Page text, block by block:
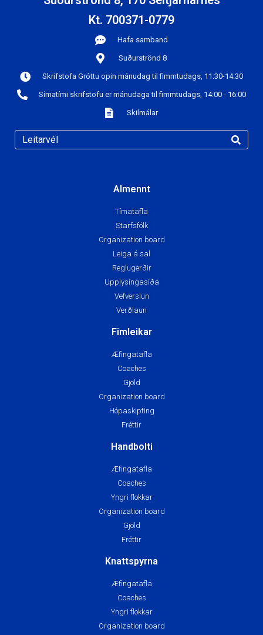
Kt. 700371-0779
Hafa samband
Suðurströnd 8
Skrifstofa Gróttu opin mánudag til fimmtudags, 11:30-14:30
Símatími skrifstofu er mánudaga til fimmtudags, 14:00 - 16:00
Skilmálar
Almennt
Tímatafla
Starfsfólk
Organization board
Leiga á sal
Reglugerðir
Upplýsingasíða
Vefverslun
Verðlaun
Fimleikar
Æfingatafla
Coaches
Gjöld
Organization board
Hópaskipting
Fréttir
Handbolti
Æfingatafla
Coaches
Yngri flokkar
Organization board
Gjöld
Fréttir
Knattspyrna
Æfingatafla
Coaches
Yngri flokkar
Organization board